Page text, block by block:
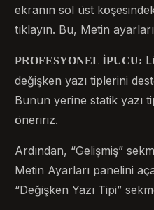
ekranın sol üst
tıklayın. Bu, Metin
PROFESYONEL İPUCU:
değişken yazı tiplerini
Bunun yerine statik yazı
öneririz.
Ardından, “Gelişmiş”
Metin Ayarları panelini
“Değişken Yazı Tipi”